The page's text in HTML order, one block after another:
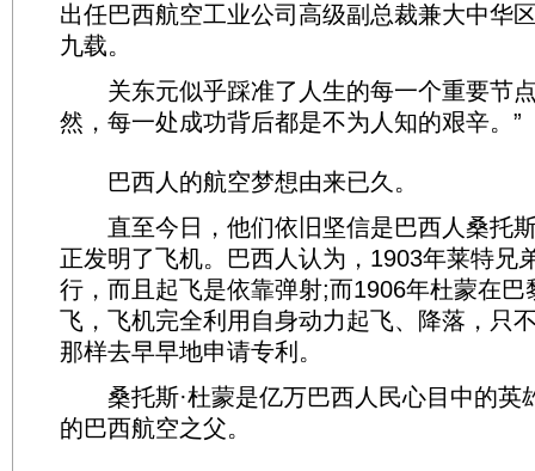
出任巴西航空工业公司高级副总裁兼大中华
九载。
关东元似乎踩准了人生的每一个重要节
然，每一处成功背后都是不为人知的艰辛。”
巴西人的航空梦想由来已久。
直至今日，他们依旧坚信是巴西人桑托斯
正发明了飞机。巴西人认为，1903年莱特兄
行，而且起飞是依靠弹射;而1906年杜蒙在巴
飞，飞机完全利用自身动力起飞、降落，只
那样去早早地申请专利。
桑托斯·杜蒙是亿万巴西人民心目中的英
的巴西航空之父。